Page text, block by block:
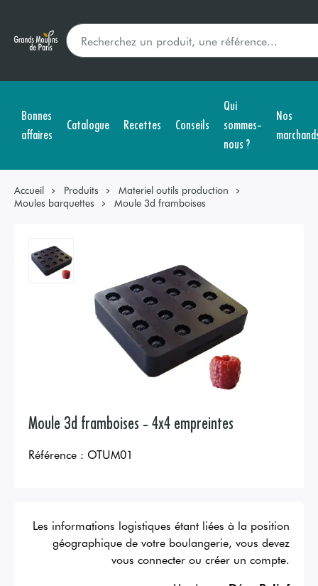
Bonnes
affaires
Catalogue Recettes Conseils
Qui
sommes-
nous ?
Nos
Accueil Produits
Materiel outils production
Moules barquettes
Moule 3d framboises
Moule 3d framboises - 4x4 empreintes
Référence : OTUM01
Les informations logistiques étant liées à la position
géographique de votre boulangerie, vous devez
vous connecter ou créer un compte.